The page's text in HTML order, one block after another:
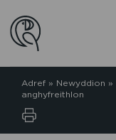
Adref » Newyddion »
anghyfreithlon